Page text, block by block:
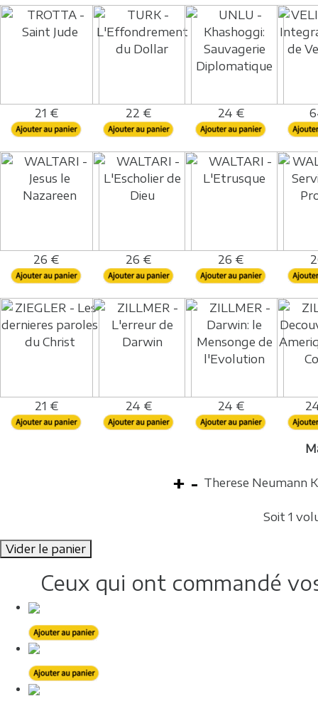
21 € 22 € 24 €
26 € 26 € 26 €
21 € 24 € 24 €
Therese Neumann
Soit 1
Vider le panier
Ceux qui ont commandé